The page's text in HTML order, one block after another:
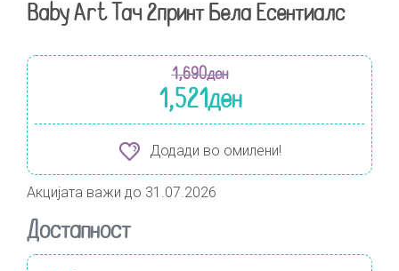
Baby Art Тач 2принт Бела Есентиалс
1,690ден
1,521ден
Додади во омилени!
Акцијата важи до 31.07.2026
Достапност